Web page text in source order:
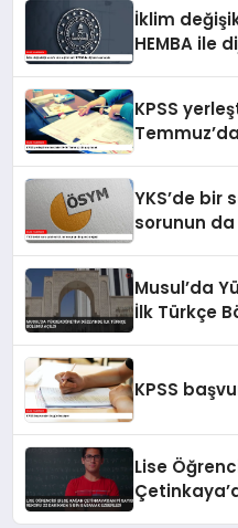
İklim
HEMBA ile
KPSS
YKS’de bir
sorunun da
Musul’da
İlk Türkçe
KPSS
Lise